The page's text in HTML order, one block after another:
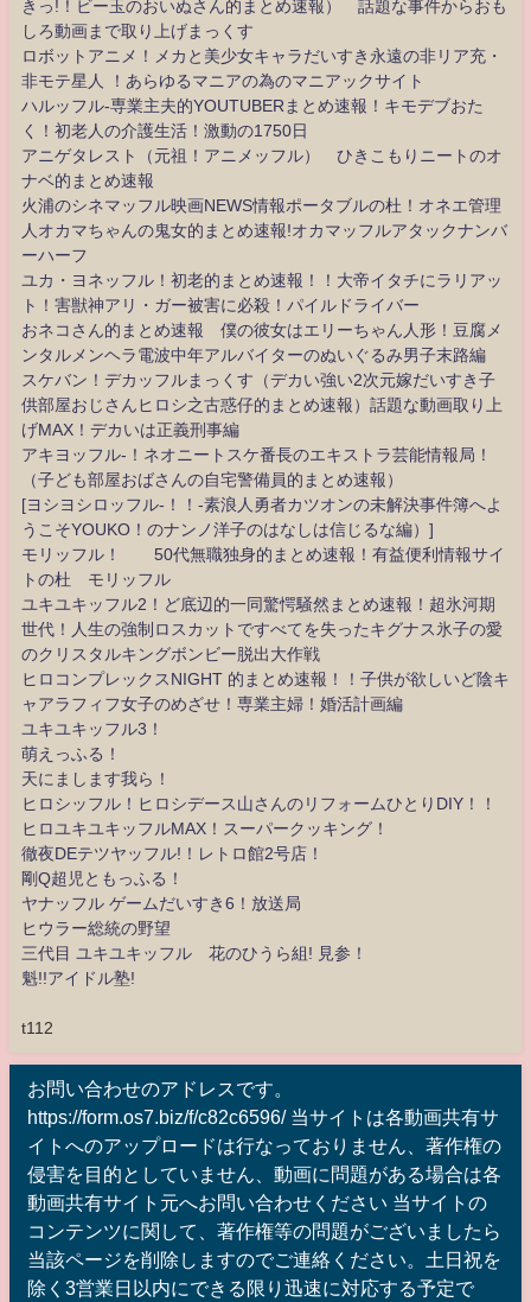
きっ!！ビー玉のおいぬさん的まとめ速報） 話題な事件からおも
しろ動画まで取り上げまっくす
ロボットアニメ！メカと美少女キャラだいすき永遠の非リア充・
非モテ星人 ！あらゆるマニアの為のマニアックサイト
ハルッフル-専業主夫的YOUTUBERまとめ速報！キモデブおた
く！初老人の介護生活！激動の1750日
アニゲタレスト（元祖！アニメッフル） ひきこもりニートのオ
ナベ的まとめ速報
火浦のシネマッフル映画NEWS情報ポータブルの杜！オネエ管理
人オカマちゃんの鬼女的まとめ速報!オカマッフルアタックナンバ
ーハーフ
ユカ・ヨネッフル！初老的まとめ速報！！大帝イタチにラリアッ
ト！害獣神アリ・ガー被害に必殺！パイルドライバー
おネコさん的まとめ速報 僕の彼女はエリーちゃん人形！豆腐メ
ンタルメンヘラ電波中年アルバイターのぬいぐるみ男子末路編
スケバン！デカッフルまっくす（デカい強い2次元嫁だいすき子
供部屋おじさんヒロシ之古惑仔的まとめ速報）話題な動画取り上
げMAX！デカいは正義刑事編
アキヨッフル-！ネオニートスケ番長のエキストラ芸能情報局！
（子ども部屋おばさんの自宅警備員的まとめ速報）
[ヨシヨシロッフル-！！-素浪人勇者カツオンの未解決事件簿へよ
うこそYOUKO！のナンノ洋子のはなしは信じるな編）]
モリッフル！ 50代無職独身的まとめ速報！有益便利情報サイ
トの杜 モリッフル
ユキユキッフル2！ど底辺的一同驚愕騒然まとめ速報！超氷河期
世代！人生の強制ロスカットですべてを失ったキグナス氷子の愛
のクリスタルキングボンビー脱出大作戦
ヒロコンプレックスNIGHT 的まとめ速報！！子供が欲しいど陰キ
ャアラフィフ女子のめざせ！専業主婦！婚活計画編
ユキユキッフル3！
萌えっふる！
天にまします我ら！
ヒロシッフル！ヒロシデース山さんのリフォームひとりDIY！！
ヒロユキユキッフルMAX！スーパークッキング！
徹夜DEテツヤッフル!！レトロ館2号店！
剛Q超児ともっふる！
ヤナッフル ゲームだいすき6！放送局
ヒウラー総統の野望
三代目 ユキユキッフル 花のひうら組! 見参！
魁!!アイドル塾!
t112
お問い合わせのアドレスです。
https://form.os7.biz/f/c82c6596/ 当サイトは各動画共有サ
イトへのアップロードは行なっておりません、著作権の
侵害を目的としていません、動画に問題がある場合は各
動画共有サイト元へお問い合わせください 当サイトの
コンテンツに関して、著作権等の問題がございましたら
当該ページを削除しますのでご連絡ください。土日祝を
除く3営業日以内にできる限り迅速に対応する予定で